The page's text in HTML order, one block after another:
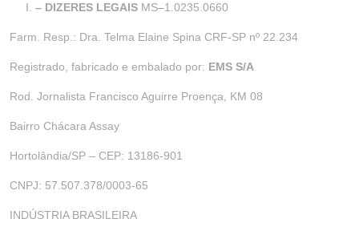
– DIZERES LEGAIS MS–1.0235.0660
Farm. Resp.: Dra. Telma Elaine Spina CRF-SP nº 22.234
Registrado, fabricado e embalado por: EMS S/A
Rod. Jornalista Francisco Aguirre Proença, KM 08
Bairro Chácara Assay
Hortolândia/SP – CEP: 13186-901
CNPJ: 57.507.378/0003-65
INDÚSTRIA BRASILEIRA